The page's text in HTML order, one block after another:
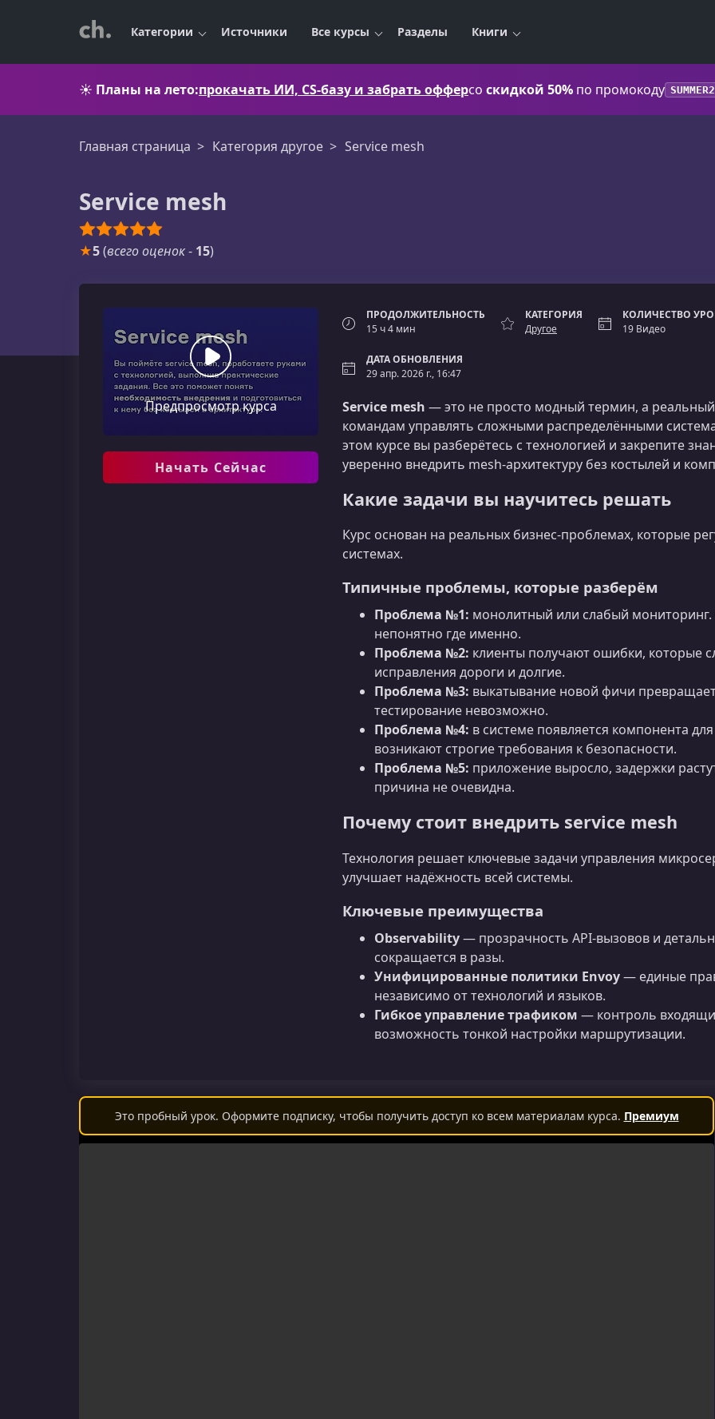
Категории Источники Все курсы Разделы Книги
☀️ Планы на лето:прокачать ИИ, CS-базу и забрать офферсо скидкой 50% по промокоду
Главная страница Категория другое Service mesh
Service mesh
★5(всего оценок- 15)
Предпросмотр курса
Начать Сейчас
ПРОДОЛЖИТЕЛЬНОСТЬ
15 ч 4 мин
КАТЕГОРИЯ
Другое
КОЛИЧЕСТВО
19 Видео
ДАТА ОБНОВЛЕНИЯ
29 апр. 2026 г., 16:47
Service mesh — это не просто модный термин, а
командам управлять сложными распределёнными
этом курсе вы разберётесь с технологией и закрепите
уверенно внедрить mesh-архитектуру без костылей и
Какие задачи вы научитесь решать
Курс основан на реальных бизнес-проблемах, которые
системах.
Типичные проблемы, которые разберём
Проблема №1: монолитный или слабый
непонятно где именно.
Проблема №2: клиенты получают ошибки, которые
исправления дороги и долгие.
Проблема №3: выкатывание новой фичи
тестирование невозможно.
Проблема №4: в системе появляется компонента
возникают строгие требования к безопасности.
Проблема №5: приложение выросло, задержки
причина не очевидна.
Почему стоит внедрить service mesh
Технология решает ключевые задачи управления
улучшает надёжность всей системы.
Ключевые преимущества
Observability— прозрачность API-вызовов и
сокращается в разы.
Унифицированные политики Envoy— единые
независимо от технологий и языков.
Гибкое управление трафиком — контроль
возможность тонкой настройки маршрутизации.
Это пробный урок. Оформите подписку, чтобы получить доступ ко всем материалам курса. Премиум